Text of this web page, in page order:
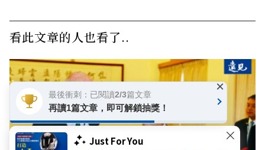
Just For You
看此文章的人也看了..
最後衝刺：已閱讀2/3篇文章
再讀1篇文章，即可解鎖抽獎！
×